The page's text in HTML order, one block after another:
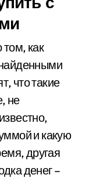
том, как
что такие
не
и какую
другая
денег –